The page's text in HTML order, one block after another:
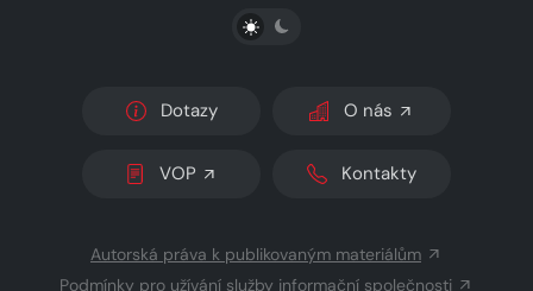
PŘEPNOUT SVĚTLÝ/TMAVÝ REŽIM
Dotazy O nás
VOP Kontakty
Autorská práva k publikovaným materiálům
Podmínky pro užívání služby informační společnosti